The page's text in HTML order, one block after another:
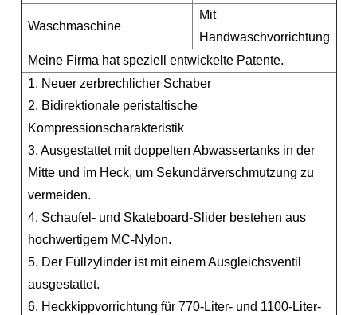
Waschmaschine
Mit
Handwaschvorrichtung
Meine Firma hat speziell entwickelte Patente.
1. Neuer zerbrechlicher Schaber
2. Bidirektionale peristaltische
Kompressionscharakteristik
3. Ausgestattet mit doppelten Abwassertanks in der
Mitte und im Heck, um Sekundärverschmutzung zu
vermeiden.
4. Schaufel- und Skateboard-Slider bestehen aus
hochwertigem MC-Nylon.
5. Der Füllzylinder ist mit einem Ausgleichsventil
ausgestattet.
6. Heckkippvorrichtung für 770-Liter- und 1100-Liter-